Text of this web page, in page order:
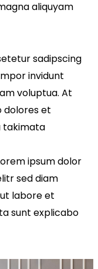
aliquyam
sadipscing
invidunt
voluptua. At
dolores et
takimata
ipsum dolor
sed diam
labore et
sunt explicabo